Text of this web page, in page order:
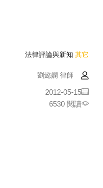
法律評論與新知 其它
劉懿嫻 律師
2012-05-15
6530 閱讀